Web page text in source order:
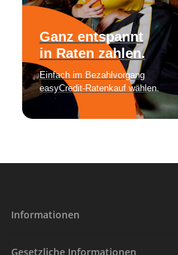
Informationen
Gesetzliche Informationen